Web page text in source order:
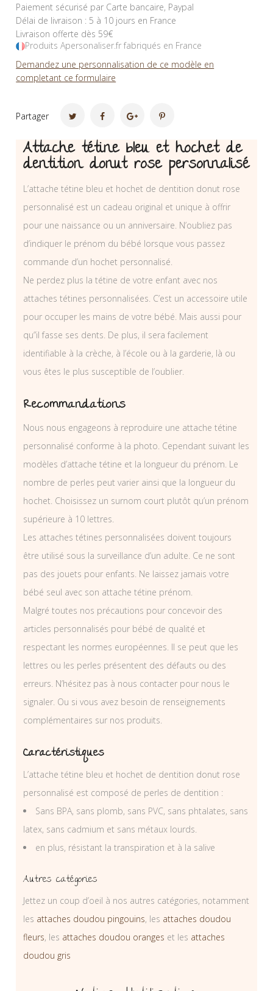
Paiement sécurisé par Carte bancaire, Paypal
Délai de livraison : 5 à 10 jours en France
Livraison offerte dès 59€
Produits Apersonaliser.fr fabriqués en France
Demandez une personnalisation de ce modèle en
completant ce formulaire
Partager
Attache tétine bleu et hochet de
dentition donut rose personnalisé
L’attache tétine bleu et hochet de dentition donut rose
personnalisé est un cadeau original et unique à offrir
pour une naissance ou un anniversaire. N’oubliez pas
d’indiquer le prénom du bébé lorsque vous passez
commande d’un hochet personnalisé.
Ne perdez plus la tétine de votre enfant avec nos
attaches tétines personnalisées. C’est un accessoire utile
pour occuper les mains de votre bébé. Mais aussi pour
qu”il fasse ses dents. De plus, il sera facilement
identifiable à la crèche, à l’école ou à la garderie, là ou
vous êtes le plus susceptible de l’oublier.
Recommandations
Nous nous engageons à reproduire une attache tétine
personnalisé conforme à la photo. Cependant suivant les
modèles d’attache tétine et la longueur du prénom. Le
nombre de perles peut varier ainsi que la longueur du
hochet. Choisissez un surnom court plutôt qu’un prénom
supérieure à 10 lettres.
Les attaches tétines personnalisées doivent toujours
être utilisé sous la surveillance d’un adulte. Ce ne sont
pas des jouets pour enfants. Ne laissez jamais votre
bébé seul avec son attache tétine prénom.
Malgré toutes nos précautions pour concevoir des
articles personnalisés pour bébé de qualité et
respectant les normes européennes. Il se peut que les
lettres ou les perles présentent des défauts ou des
erreurs. N’hésitez pas à nous contacter pour nous le
signaler. Ou si vous avez besoin de renseignements
complémentaires sur nos produits.
Caractéristiques
L’attache tétine bleu et hochet de dentition donut rose
personnalisé est composé de perles de dentition :
Sans BPA, sans plomb, sans PVC, sans phtalates, sans
latex, sans cadmium et sans métaux lourds.
en plus, résistant la transpiration et à la salive
Autres catégories
Jettez un coup d’oeil à nos autres catégories, notamment
les attaches doudou pingouins, les attaches doudou
fleurs, les attaches doudou oranges et les attaches
doudou gris